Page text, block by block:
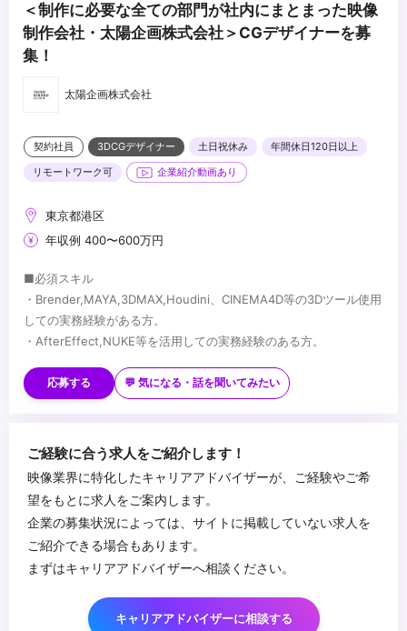
＜制作に必要な全ての部門が社内にまとまった映像
制作会社・太陽企画株式会社＞CGデザイナーを募
集！
太陽企画株式会社
契約社員 3DCGデザイナー 土日祝休み
年間休日120日以上
リモートワーク可
企業紹介動画あり
東京都港区
年収例 400〜600万円
■必須スキル
・Brender,MAYA,3DMAX,Houdini、CINEMA4D等の3Dツール使用
しての実務経験がある方。
・AfterEffect,NUKE等を活用しての実務経験のある方。
・Unreal Engineの使用経験
...
応募する 💬 気になる・話を聞いてみたい
ご経験に合う求人をご紹介します！
映像業界に特化したキャリアアドバイザーが、ご経験やご希
望をもとに求人をご案内します。
企業の募集状況によっては、サイトに掲載していない求人を
ご紹介できる場合もあります。
まずはキャリアアドバイザーへ相談ください。
キャリアアドバイザーに相談する